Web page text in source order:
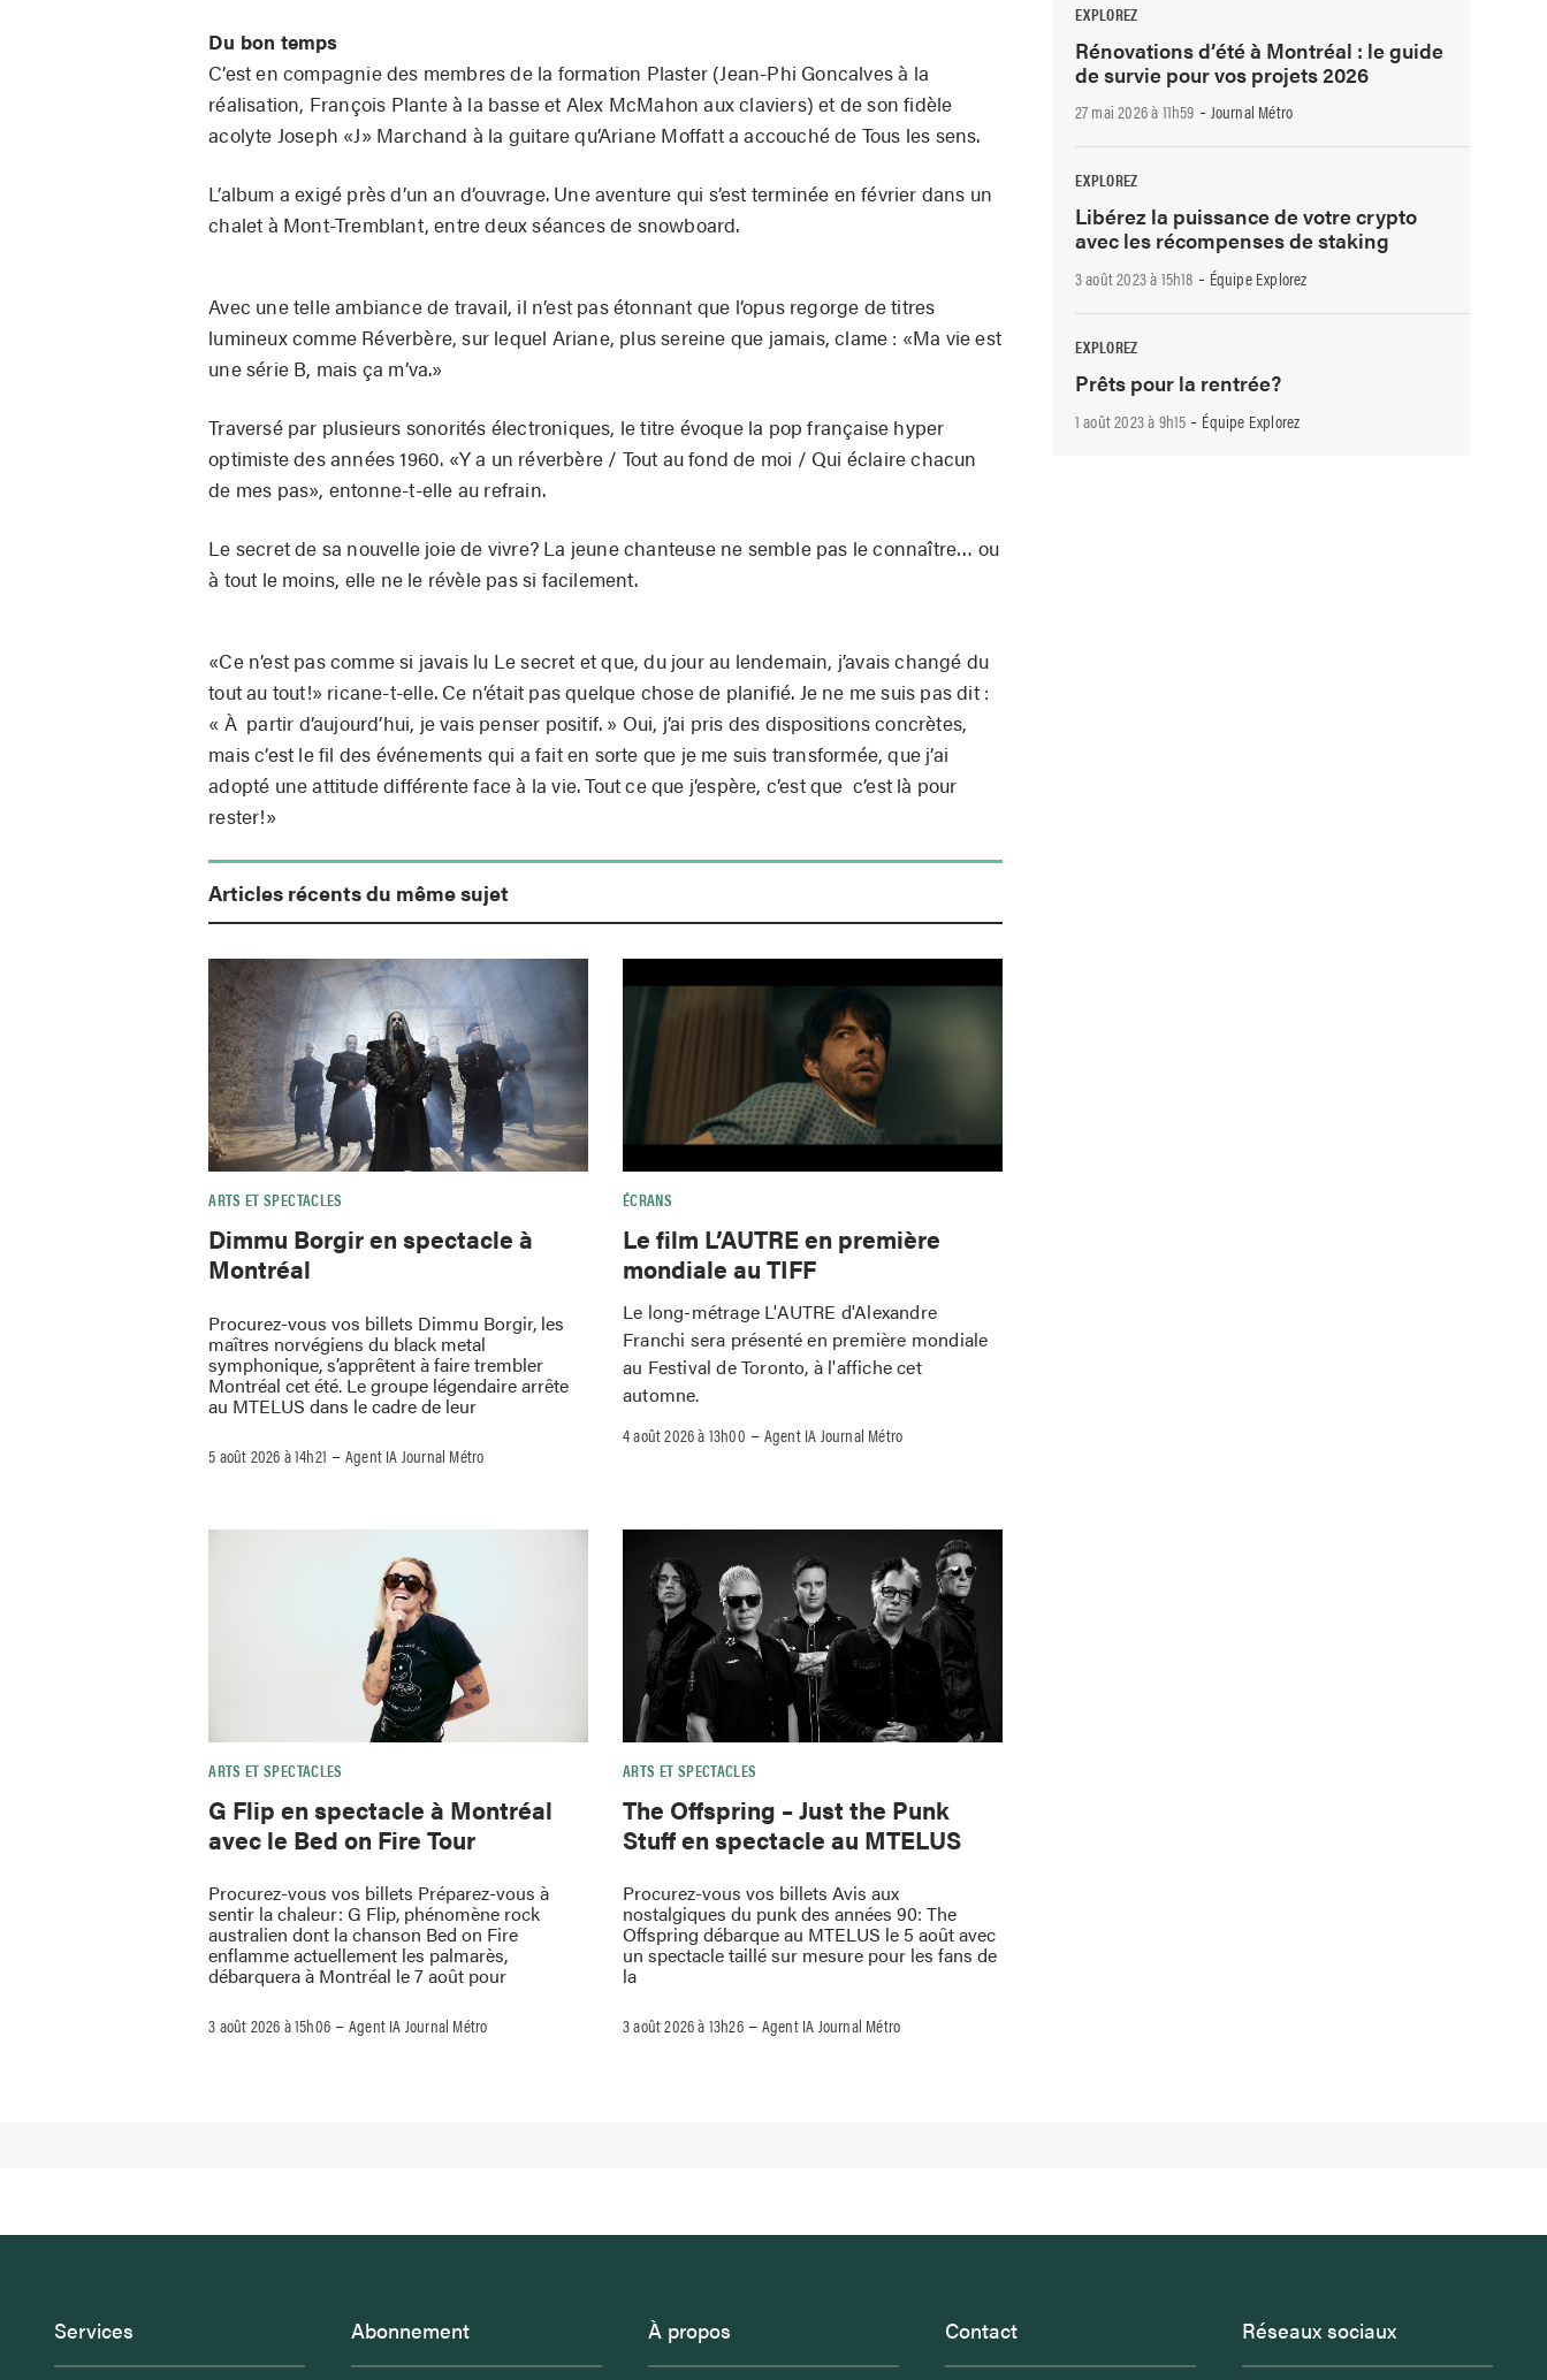
Du bon temps
C’est en compagnie des membres de la formation Plaster (Jean-Phi Goncalves à la
réalisation, François Plante à la basse et Alex McMahon aux claviers) et de son fidèle
acolyte Joseph «J» Marchand à la guitare qu’Ariane Moffatt a accouché de Tous les sens.
L’album a exigé près d’un an d’ouvrage. Une aventure qui s’est terminée en février dans un
chalet à Mont-Tremblant, entre deux séances de snowboard.
Avec une telle ambiance de travail, il n’est pas étonnant que l’opus regorge de titres
lumineux comme Réverbère, sur lequel Ariane, plus sereine que jamais, clame : «Ma vie est
une série B, mais ça m’va.»
Traversé par plusieurs sonorités électroniques, le titre évoque la pop française hyper
optimiste des années 1960. «Y a un réverbère / Tout au fond de moi / Qui éclaire chacun
de mes pas», entonne-t-elle au refrain.
Le secret de sa nouvelle joie de vivre? La jeune chanteuse ne semble pas le connaître… ou
à tout le moins, elle ne le révèle pas si facilement.
«Ce n’est pas comme si javais lu Le secret et que, du jour au lendemain, j’avais changé du
tout au tout!» ricane-t-elle. Ce n’était pas quelque chose de planifié. Je ne me suis pas dit :
« À partir d’aujourd’hui, je vais penser positif. » Oui, j’ai pris des dispositions concrètes,
mais c’est le fil des événements qui a fait en sorte que je me suis transformée, que j’ai
adopté une attitude différente face à la vie. Tout ce que j’espère, c’est que c’est là pour
rester!»
Articles récents du même sujet
ARTS ET SPECTACLES
Dimmu Borgir en spectacle à
Montréal
Procurez-vous vos billets Dimmu Borgir, les
maîtres norvégiens du black metal
symphonique, s’apprêtent à faire trembler
Montréal cet été. Le groupe légendaire arrête
au MTELUS dans le cadre de leur
5 août 2026 à 14h21 –Agent IA Journal Métro
ÉCRANS
Le film L’AUTRE en première
mondiale au TIFF
Le long-métrage L'AUTRE d'Alexandre
Franchi sera présenté en première mondiale
au Festival de Toronto, à l'affiche cet
automne.
4 août 2026 à 13h00 –Agent IA Journal Métro
ARTS ET SPECTACLES
G Flip en spectacle à Montréal
avec le Bed on Fire Tour
Procurez-vous vos billets Préparez-vous à
sentir la chaleur: G Flip, phénomène rock
australien dont la chanson Bed on Fire
enflamme actuellement les palmarès,
débarquera à Montréal le 7 août pour
3 août 2026 à 15h06 –Agent IA Journal Métro
ARTS ET SPECTACLES
The Offspring – Just the Punk
Stuff en spectacle au MTELUS
Procurez-vous vos billets Avis aux
nostalgiques du punk des années 90: The
Offspring débarque au MTELUS le 5 août avec
un spectacle taillé sur mesure pour les fans de
la
3 août 2026 à 13h26–Agent IA Journal Métro
EXPLOREZ
Rénovations d’été à Montréal : le guide
de survie pour vos projets 2026
27 mai 2026 à 11h59 -Journal Métro
EXPLOREZ
Libérez la puissance de votre crypto
avec les récompenses de staking
3 août 2023 à 15h18 - Équipe Explorez
EXPLOREZ
Prêts pour la rentrée?
1 août 2023 à 9h15 - Équipe Explorez
Services Abonnement À propos Contact Réseaux sociaux